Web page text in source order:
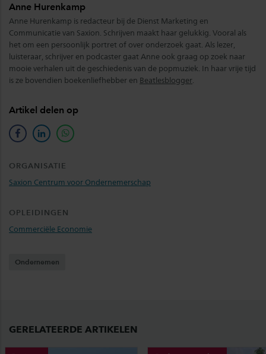
Anne Hurenkamp
Anne Hurenkamp is redacteur bij de Dienst Marketing en
Communicatie van Saxion. Schrijven maakt haar gelukkig. Vooral als
het om een persoonlijk portret of over onderzoek gaat. Als lezer,
luisteraar, schrijver en podcaster gaat Anne ook graag op zoek naar
mooie verhalen uit de geschiedenis van de popmuziek. In haar vrije tijd
is ze bovendien boekenliefhebber en Beatlesblogger
Artikel delen op
facebooklinkedinwhatsapp
ORGANISATIE
Saxion Centrum voor Ondernemerschap
OPLEIDINGEN
Commerciële Economie
Ondernemen
GERELATEERDE ARTIKELEN